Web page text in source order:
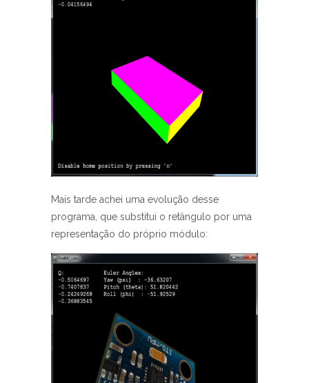
Mais tarde achei uma evolução desse
programa, que substitui o retângulo por uma
representação do próprio módulo: